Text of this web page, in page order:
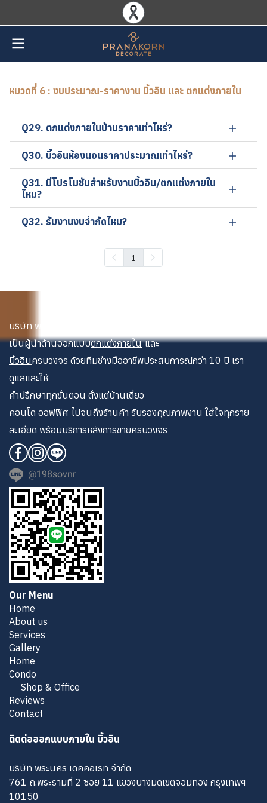
หมวดที่ 6 : งบประมาณ-ราคางาน บิ้วอิน และ ตกแต่งภายใน
Q29. ตกแต่งภายในบ้านราคาเท่าไหร่?
Q30. บิ้วอินห้องนอนราคาประมาณเท่าไหร่?
Q31. มีโปรโมชันสำหรับงานบิ้วอิน/ตกแต่งภายใน
ไหม?
Q32. รับงานงบจำกัดไหม?
1
บริษัท พระนคร เดคคอเรท จำกัด
เป็นผู้นำด้านออกแบบตกแต่งภายใน และ
บิ้วอินครบวงจร ด้วยทีมช่างมืออาชีพประสบการณ์กว่า 10 ปี เรา
ดูแลและให้
คำปรึกษาทุกขั้นตอน ตั้งแต่บ้านเดี่ยว
คอนโด ออฟฟิศ ไปจนถึงร้านค้า รับรองคุณภาพงาน ใส่ใจทุกราย
ละเอียด พร้อมบริการหลังการขายครบวงจร
@198sovnr
Our Menu
Home
About us
Services
Gallery
Home
Condo
Shop & Office
Reviews
Contact
ติดต่อออกแบบภายใน บิ้วอิน
บริษัท พระนคร เดคคอเรท จำกัด
761 ถ.พระรามที่ 2 ซอย 11 แขวงบางมดเขตจอมทอง กรุงเทพฯ
10150